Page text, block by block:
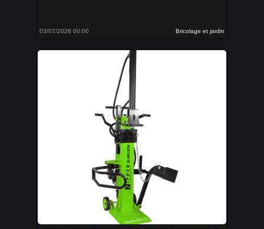
03/07/2026 00:00 Bricolage et jardin